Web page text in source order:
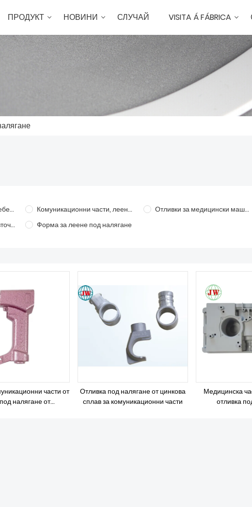
ПРОДУКТ НОВИНИ СЛУЧАЙ VISITA Á FÁBRICA
Леене под налягане на мебелни части Комуникационни части, леене под налягане
Отливки за медицински машини
Леене под налягане на авточасти
Форма за леене под налягане
части от
налягане от
Отливка под налягане от цинкова
сплав за комуникационни части
Медицинска
отливка